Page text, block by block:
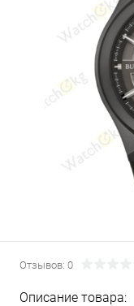
Отзывов: 0
Описание товара: